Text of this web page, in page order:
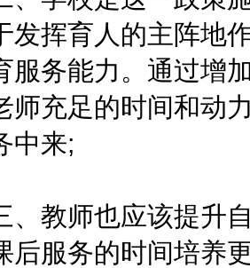
发挥育人的主阵地
服务能力。通过增
师充足的时间和动
中来;
师也应该提升自
后服务的时间培养